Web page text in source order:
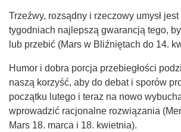
Trzeźwy, rozsądny i rzeczowy umysł
tygodniach najlepszą gwarancją tego,
lub przebić (Mars w Bliźniętach do 14.
Humor i dobra porcja przebiegłości
naszą korzyść, aby do debat i sporów
początku lutego i teraz na nowo
wprowadzić racjonalne rozwiązania
Mars 18. marca i 18. kwietnia).